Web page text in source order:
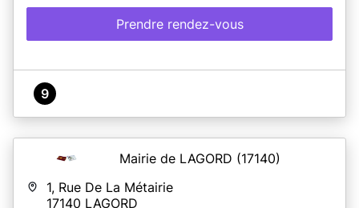
Prendre rendez-vous
9
Mairie de LAGORD (17140)
1, Rue De La Métairie
17140 LAGORD